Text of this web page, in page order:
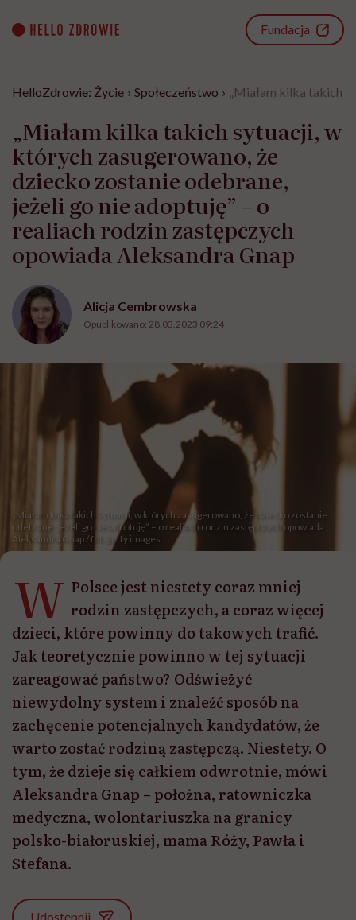
content
Fundacja
HelloZdrowie: Życie › Społeczeństwo › „Miałam kilka takich
„Miałam kilka takich sytuacji, w
których zasugerowano, że
dziecko zostanie odebrane,
jeżeli go nie adoptuję” – o
realiach rodzin zastępczych
opowiada Aleksandra Gnap
Alicja Cembrowska
Opublikowano: 28.03.2023 09:24
„Miałam kilka takich sytuacji, w których zasugerowano, że dziecko zostanie
odebrane, jeżeli go nie adoptuję” – o realiach rodzin zastępczych opowiada
Aleksandra Gnap / fot. getty images
W Polsce jest niestety coraz mniej
rodzin zastępczych, a coraz więcej
dzieci, które powinny do takowych trafić.
Jak teoretycznie powinno w tej sytuacji
zareagować państwo? Odświeżyć
niewydolny system i znaleźć sposób na
zachęcenie potencjalnych kandydatów, że
warto zostać rodziną zastępczą. Niestety. O
tym, że dzieje się całkiem odwrotnie, mówi
Aleksandra Gnap – położna, ratowniczka
medyczna, wolontariuszka na granicy
polsko-białoruskiej, mama Róży, Pawła i
Stefana.
Udostępnij